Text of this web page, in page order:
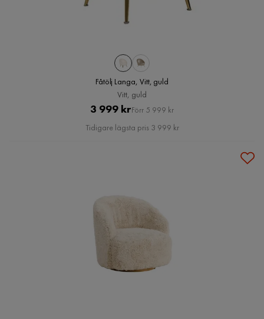
Fåtölj Langa, Vitt, guld
Vitt, guld
Pris
3 999 krOriginal
Pris
Förr 5 999 kr
Tidigare lägsta pris 3 999 kr